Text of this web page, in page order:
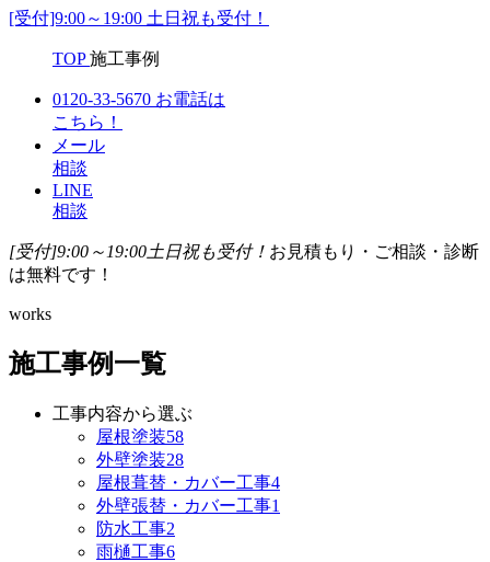
[受付]9:00～19:00 土日祝も受付！
TOP 施工事例
0120-33-5670 お電話は
こちら！
メール
相談
LINE
相談
[受付]9:00～19:00土日祝も受付！ お見積もり・ご相談・診断
は無料です！
works
施工事例一覧
工事内容から選ぶ
屋根塗装58
外壁塗装28
屋根葺替・カバー工事4
外壁張替・カバー工事1
防水工事2
雨樋工事6